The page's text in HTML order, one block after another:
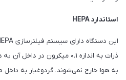
استاندارد HEPA
ذرات به اندازه ۰.۱ میکرون در